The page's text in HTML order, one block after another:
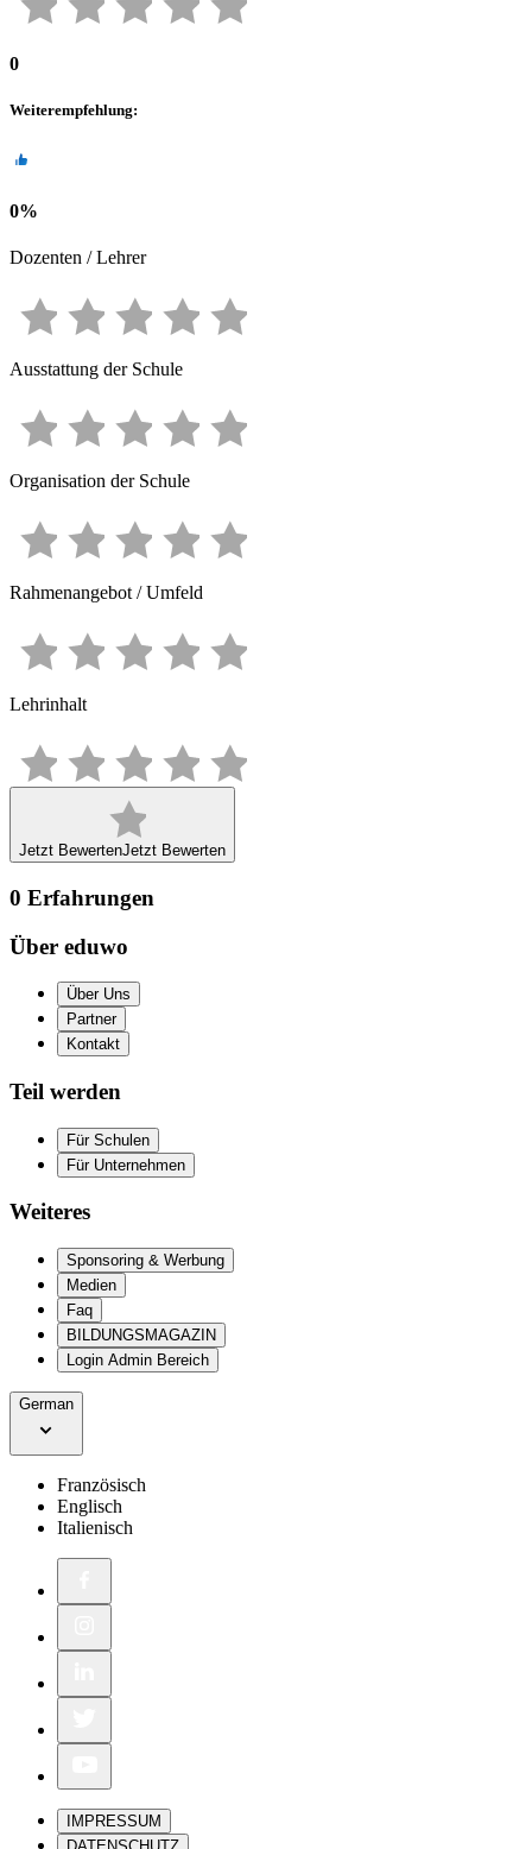
0
Weiterempfehlung:
0%
Dozenten / Lehrer
Ausstattung der Schule
Organisation der Schule
Rahmenangebot / Umfeld
Lehrinhalt
Jetzt BewertenJetzt Bewerten
0 Erfahrungen
Über eduwo
Über Uns
Partner
Kontakt
Teil werden
Für Schulen
Für Unternehmen
Weiteres
Sponsoring & Werbung
Medien
Faq
BILDUNGSMAGAZIN
Login Admin Bereich
German
Französisch
Englisch
Italienisch
IMPRESSUM